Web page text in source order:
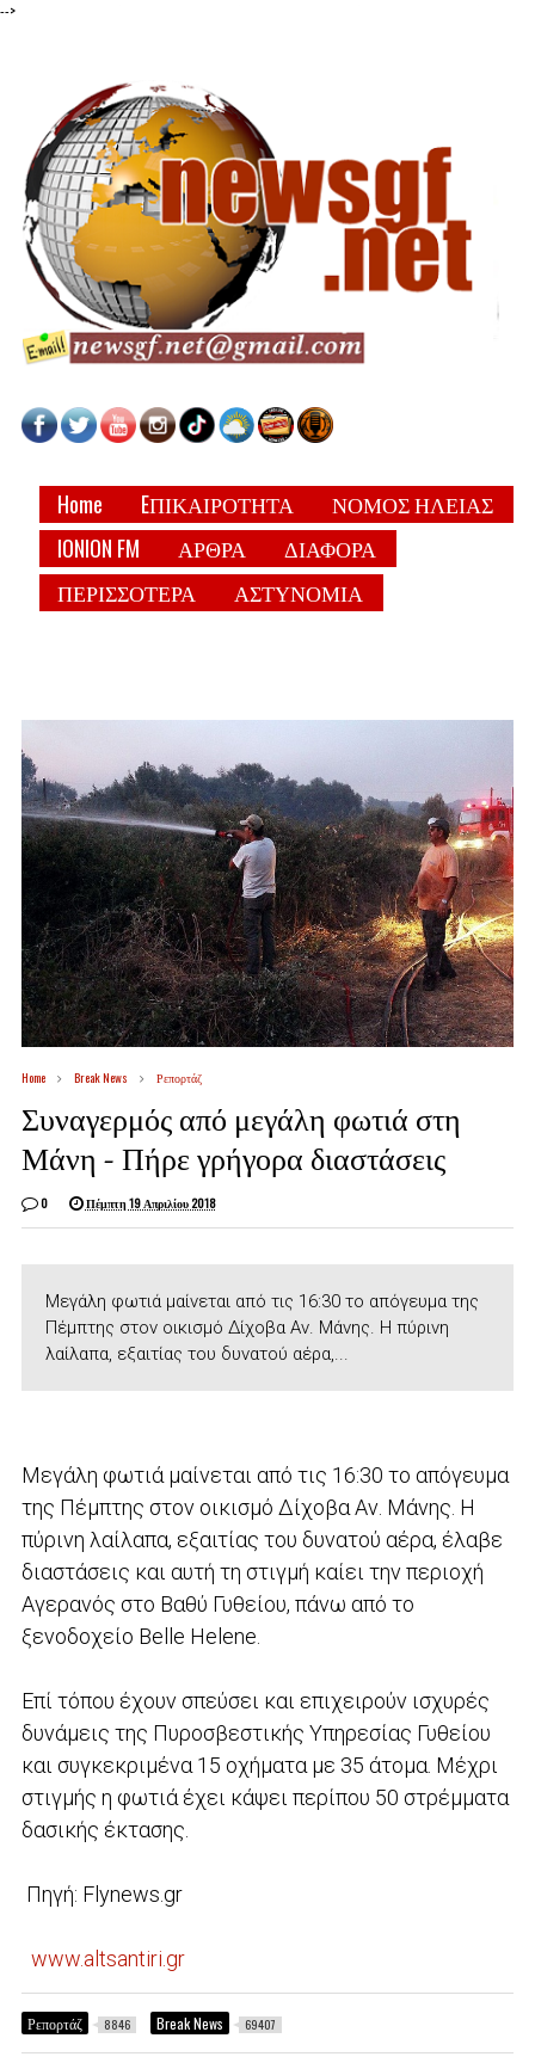
-->
Home EΠΙΚΑΙΡΟΤΗΤΑ
ΝΟΜΟΣ ΗΛΕΙΑΣ
IONION FM
ΑΡΘΡΑ
ΔΙΑΦΟΡΑ
ΠΕΡΙΣΣΟΤΕΡΑ
ΑΣΤΥΝΟΜΙΑ
Home Break News Ρεπορτάζ
Συναγερμός από μεγάλη φωτιά στη
Μάνη – Πήρε γρήγορα διαστάσεις
0 Πέμπτη 19 Απριλίου 2018
Μεγάλη φωτιά μαίνεται από τις 16:30 το απόγευμα της
Πέμπτης στον οικισμό Δίχοβα Αν. Μάνης. Η πύρινη
λαίλαπα, εξαιτίας του δυνατού αέρα,...
Μεγάλη φωτιά μαίνεται από τις 16:30 το απόγευμα
της Πέμπτης στον οικισμό Δίχοβα Αν. Μάνης. Η
πύρινη λαίλαπα, εξαιτίας του δυνατού αέρα, έλαβε
διαστάσεις και αυτή τη στιγμή καίει την περιοχή
Αγερανός στο Βαθύ Γυθείου, πάνω από το
ξενοδοχείο Belle Helene.
Επί τόπου έχουν σπεύσει και επιχειρούν ισχυρές
δυνάμεις της Πυροσβεστικής Υπηρεσίας Γυθείου
και συγκεκριμένα 15 οχήματα με 35 άτομα. Μέχρι
στιγμής η φωτιά έχει κάψει περίπου 50 στρέμματα
δασικής έκτασης.
Πηγή: Flynews.gr
www.altsantiri.gr
Ρεπορτάζ 8846 Break News 69407